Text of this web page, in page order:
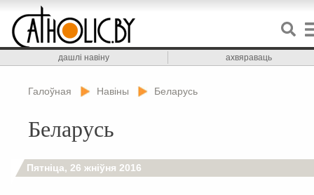
дашлі навіну ахвяраваць
Галоўная Навіны Беларусь
Беларусь
Пятніца, 26 жніўня 2016